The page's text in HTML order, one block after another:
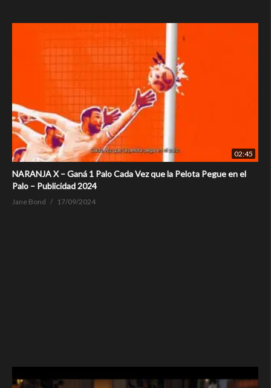
02:45
NARANJA X – Ganá 1 Palo Cada Vez que la Pelota Pegue en el
Palo – Publicidad 2024
Jane Bond 17/09/2024